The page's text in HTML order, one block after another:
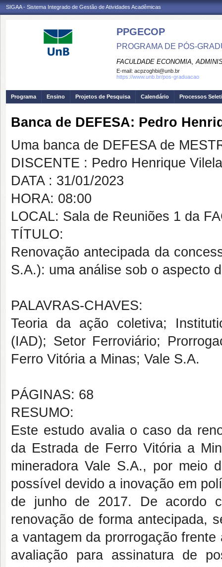
SIGAA - Sistema Integrado de Gestão de Atividades Acadêmicas
PPGECOP
PROGRAMA DE PÓS-
FACULDADE ECONOMIA,
E-mail: acpzoghbi@unb.br
https://www.unb.br/pos-graduacao
Programa Ensino Projetos de Pesquisa Calendário Processos
Banca de DEFESA: Pedro
Uma banca de DEFESA de
DISCENTE : Pedro Henrique
DATA : 31/01/2023
HORA: 08:00
LOCAL: Sala de Reuniões 1 da
TÍTULO:
Renovação antecipada da
S.A.): uma análise sob o aspecto
PALAVRAS-CHAVES:
Teoria da ação coletiva;
(IAD); Setor Ferroviário;
Ferro Vitória a Minas; Vale S.A.
PÁGINAS: 68
RESUMO:
Este estudo avalia o caso da
da Estrada de Ferro Vitória a
mineradora Vale S.A., por meio
possível devido a inovação em
de junho de 2017. De acordo
renovação de forma antecipada,
a vantagem da prorrogação
avaliação para assinatura de